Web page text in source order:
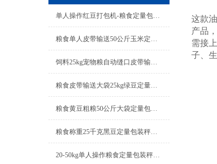
单人操作红豆打包机-粮食定量包装秤简介
粮食单人皮带输送50公斤玉米定量包装秤产品简介
饲料25kg宠物粮自动缝口皮带输送定量包装秤厂家
粮食皮带输送大袋25kg绿豆定量包装秤工厂生产
粮食黄豆粗粮50公斤大袋定量包装秤产品简介
粮食称重25千克黑豆定量包装秤工厂生产
20-50kg单人操作粮食定量包装秤产品简介
这款
产品
需接
子、